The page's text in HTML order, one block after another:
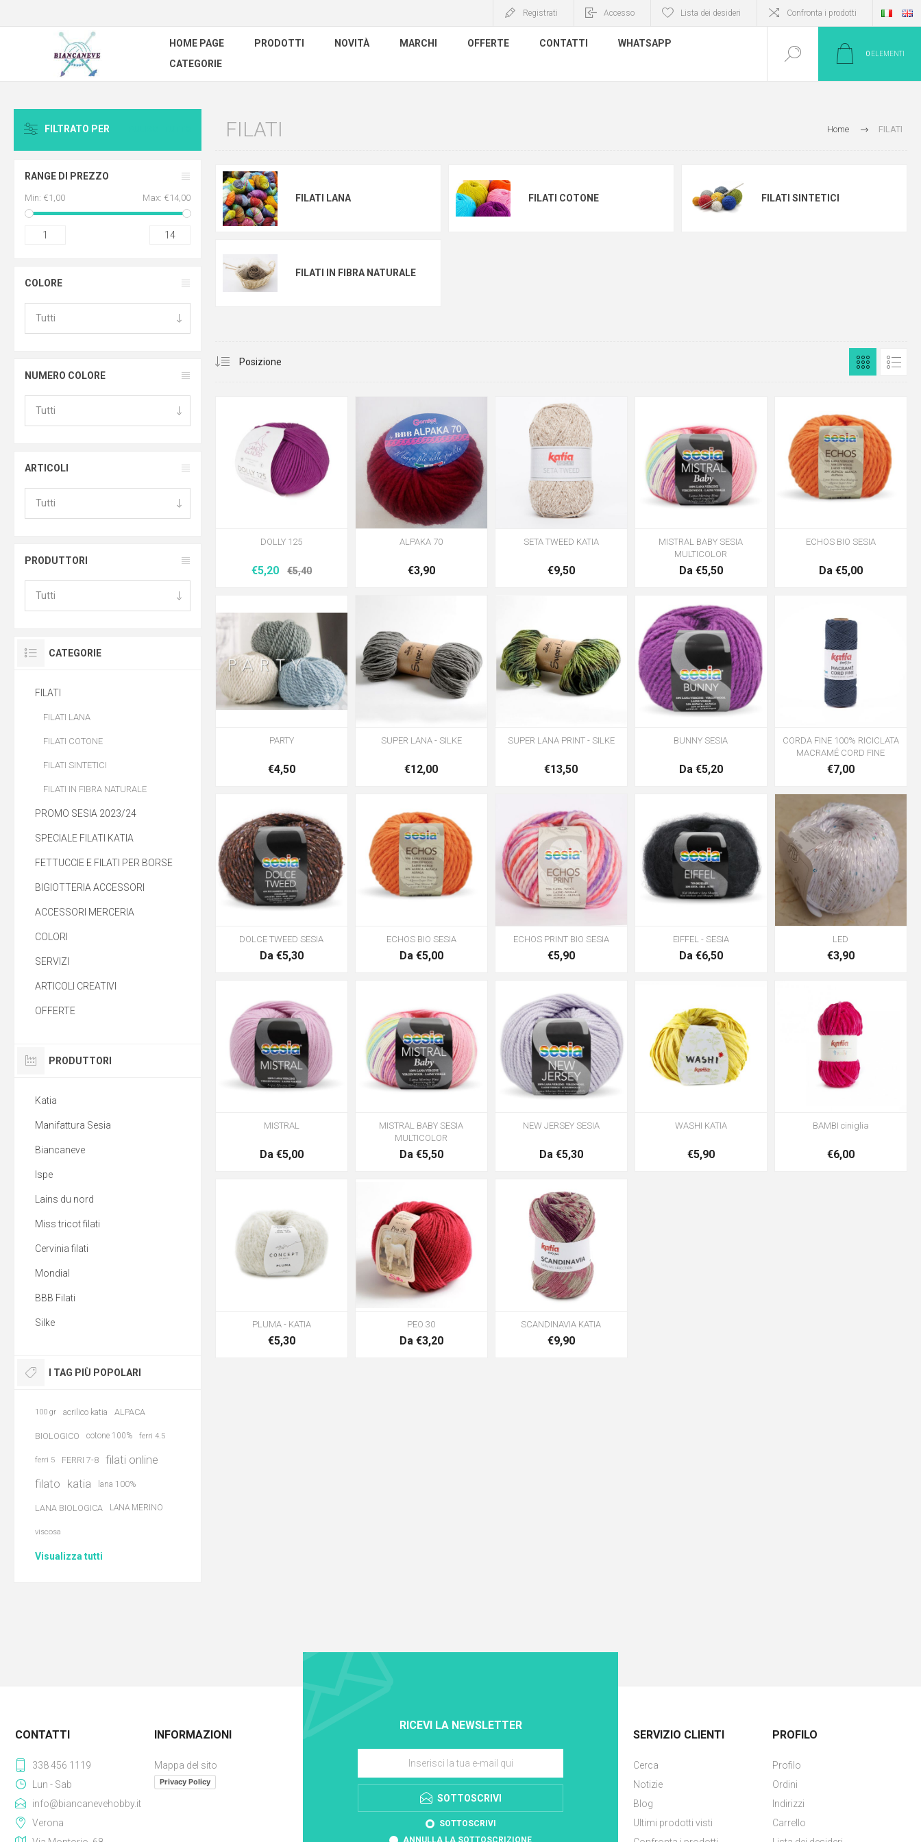
Registrati Accesso Lista dei desideri Confronta i prodotti
HOME PAGE PRODOTTI NOVITÀ MARCHI OFFERTE CONTATTI
WHATSAPP
CATEGORIE
0 ELEMENTI
Home FILATI
FILATI
FILATI LANA FILATI COTONE FILATI SINTETICI
FILATI IN FIBRA NATURALE
DOLLY 125
€5,20 €5,40
ALPAKA 70
€3,90
SETA TWEED KATIA
€9,50
MISTRAL BABY SESIA
MULTICOLOR
Da €5,50
ECHOS BIO SESIA
Da €5,00
PARTY
€4,50
SUPER LANA - SILKE
€12,00
SUPER LANA PRINT - SILKE
€13,50
BUNNY SESIA
Da €5,20
CORDA FINE 100% RICICLATA
MACRAMÉ CORD FINE
€7,00
DOLCE TWEED SESIA
Da €5,30
ECHOS BIO SESIA
Da €5,00
ECHOS PRINT BIO SESIA
€5,90
EIFFEL - SESIA
Da €6,50
LED
€3,90
MISTRAL
Da €5,00
MISTRAL BABY SESIA
MULTICOLOR
Da €5,50
NEW JERSEY SESIA
Da €5,30
WASHI KATIA
€5,90
BAMBI ciniglia
€6,00
PLUMA - KATIA
€5,30
PEO 30
Da €3,20
SCANDINAVIA KATIA
€9,90
FILTRATO PER
RANGE DI PREZZO
Min: €1,00 Max: €14,00
1 14
COLORE
NUMERO COLORE
ARTICOLI
PRODUTTORI
CATEGORIE
FILATI
FILATI LANA
FILATI COTONE
FILATI SINTETICI
FILATI IN FIBRA NATURALE
PROMO SESIA 2023/24
SPECIALE FILATI KATIA
FETTUCCIE E FILATI PER BORSE
BIGIOTTERIA ACCESSORI
ACCESSORI MERCERIA
COLORI
SERVIZI
ARTICOLI CREATIVI
OFFERTE
PRODUTTORI
Katia
Manifattura Sesia
Biancaneve
Ispe
Lains du nord
Miss tricot filati
Cervinia filati
Mondial
BBB Filati
Silke
I TAG PIÙ POPOLARI
100 gr acrilico katia ALPACA
BIOLOGICO cotone 100% ferri 4.5
ferri 5 FERRI 7-8
filati online
filato katia lana 100%
LANA BIOLOGICA LANA MERINO
viscosa
Visualizza tutti
RICEVI LA NEWSLETTER
SOTTOSCRIVI
SOTTOSCRIVI
ANNULLA LA SOTTOSCRIZIONE
CONTATTI
338 456 1119
Lun - Sab
info@biancanevehobby.it
Verona
INFORMAZIONI
Mappa del sito
Privacy Policy
SERVIZIO CLIENTI
Cerca
Notizie
Blog
Ultimi prodotti visti
PROFILO
Profilo
Ordini
Indirizzi
Carrello